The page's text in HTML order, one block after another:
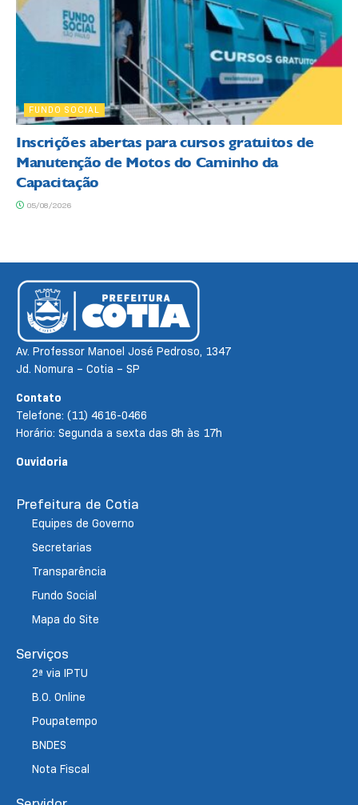
FUNDO SOCIAL
Inscrições abertas para cursos gratuitos de
Manutenção de Motos do Caminho da
Capacitação
05/08/2026
Av. Professor Manoel José Pedroso, 1347
Jd. Nomura – Cotia – SP
Contato
Telefone: (11) 4616-0466
Horário: Segunda a sexta das 8h às 17h
Ouvidoria
Prefeitura de Cotia
Equipes de Governo
Secretarias
Transparência
Fundo Social
Mapa do Site
Serviços
2ª via IPTU
B.O. Online
Poupatempo
BNDES
Nota Fiscal